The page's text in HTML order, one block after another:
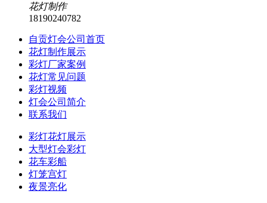
花灯制作
18190240782
自贡灯会公司首页
花灯制作展示
彩灯厂家案例
花灯常见问题
彩灯视频
灯会公司简介
联系我们
彩灯花灯展示
大型灯会彩灯
花车彩船
灯笼宫灯
夜景亮化